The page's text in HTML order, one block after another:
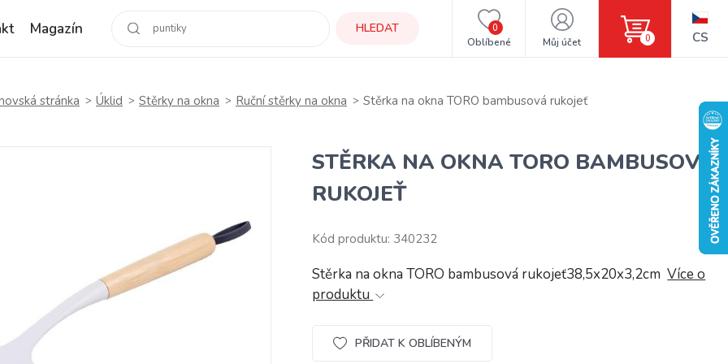
Magazín HLEDAT
Oblíbené
0
Můj účet 0 CS
stránka Úklid Stěrky na okna Ruční stěrky na okna Stěrka na okna TORO bambusová rukojeť
STĚRKA NA OKNA TORO BAMBUSOVÁ
RUKOJEŤ
Kód produktu: 340232
Stěrka na okna TORO bambusová rukojeť38,5x20x3,2cmVíce o
produktu
PŘIDAT K OBLÍBENÝM